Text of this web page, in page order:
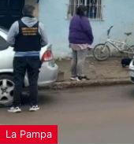
La Pampa